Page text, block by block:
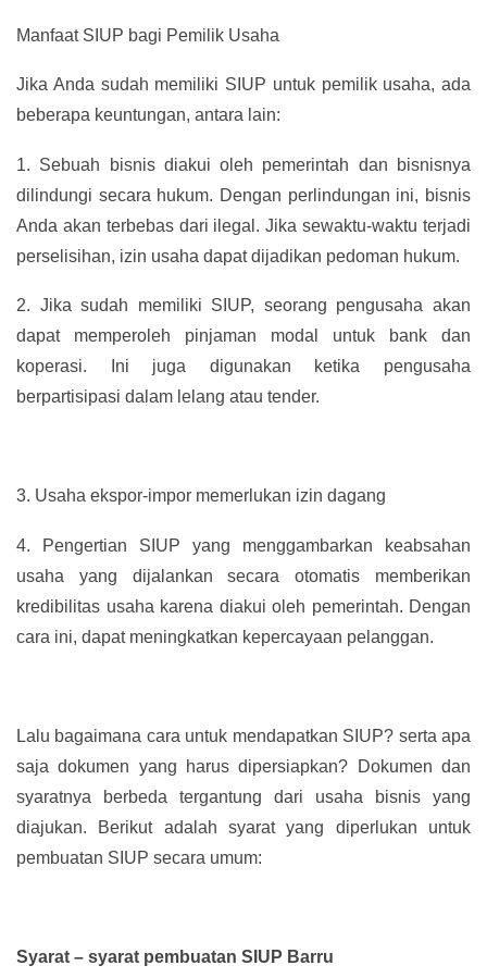
Manfaat SIUP bagi Pemilik Usaha
Jika Anda sudah memiliki SIUP untuk pemilik usaha, ada
beberapa keuntungan, antara lain:
1. Sebuah bisnis diakui oleh pemerintah dan bisnisnya
dilindungi secara hukum. Dengan perlindungan ini, bisnis
Anda akan terbebas dari ilegal. Jika sewaktu-waktu terjadi
perselisihan, izin usaha dapat dijadikan pedoman hukum.
2. Jika sudah memiliki SIUP, seorang pengusaha akan
dapat memperoleh pinjaman modal untuk bank dan
koperasi. Ini juga digunakan ketika pengusaha
berpartisipasi dalam lelang atau tender.
3. Usaha ekspor-impor memerlukan izin dagang
4.
Pengertian SIUP yang menggambarkan keabsahan
usaha yang dijalankan secara otomatis memberikan
kredibilitas usaha karena diakui oleh pemerintah. Dengan
cara ini, dapat meningkatkan kepercayaan pelanggan.
Lalu bagaimana cara untuk mendapatkan SIUP? serta apa
saja dokumen yang harus dipersiapkan? Dokumen dan
syaratnya berbeda tergantung dari usaha bisnis yang
diajukan. Berikut adalah syarat yang diperlukan untuk
pembuatan SIUP secara umum:
Syarat – syarat pembuatan SIUP Barru